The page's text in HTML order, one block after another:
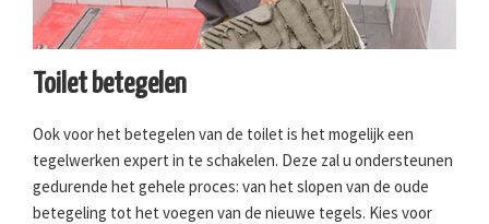
Toilet betegelen
Ook voor het betegelen van de toilet is het mogelijk een
tegelwerken expert in te schakelen. Deze zal u ondersteunen
gedurende het gehele proces: van het slopen van de oude
betegeling tot het voegen van de nieuwe tegels. Kies voor